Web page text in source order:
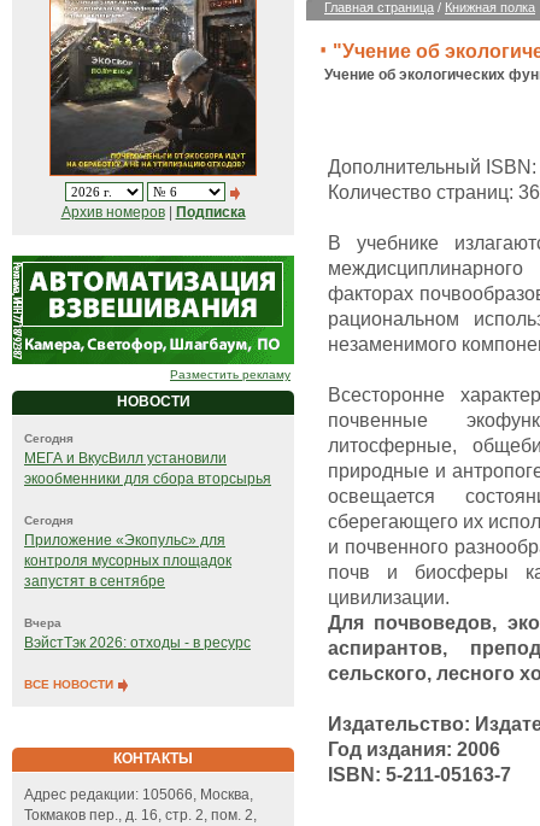
Архив номеров| Подписка
Разместить рекламу
НОВОСТИ
Сегодня
МЕГА и ВкусВилл установили
экообменники для сбора вторсырья
Сегодня
Приложение «Экопульс» для
контроля мусорных площадок
запустят в сентябре
Вчера
ВэйстТэк 2026: отходы - в ресурс
ВСЕ НОВОСТИ
КОНТАКТЫ
Адрес редакции: 105066, Москва,
Токмаков пер., д. 16, стр. 2, пом. 2,
Главная страница / Книжная полка
"Учение об
Учение об экологических
Дополнительный
Количество страниц:
В учебнике
факторах
рациональном
незаменимого
Всесторонне
почвенные
литосферные,
природные и
освещается
сберегающего их
и почвенного
почв и биосферы
цивилизации.
Для почвоведов,
аспирантов,
сельского, лесного
Издательство:
Год издания: 2006
ISBN: 5-211-05163-7